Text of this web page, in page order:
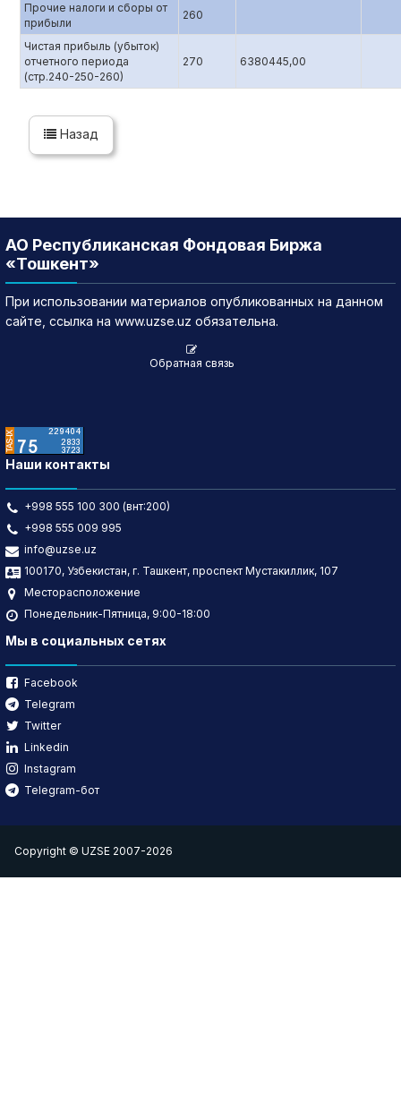
Прочие налоги и сборы от
прибыли
260
Чистая прибыль (убыток)
отчетного периода
(стр.240-250-260)
270 6380445,00
Назад
АО Республиканская Фондовая Биржа
«Тошкент»
При использовании материалов опубликованных на данном
сайте, ссылка на www.uzse.uz обязательна.
Обратная связь
Наши контакты
+998 555 100 300 (внт:200)
+998 555 009 995
info@uzse.uz
100170, Узбекистан, г. Ташкент, проспект Мустакиллик, 107
Месторасположение
Понедельник-Пятница, 9:00-18:00
Мы в социальных сетях
Facebook
Telegram
Twitter
Linkedin
Instagram
Telegram-бот
Copyright © UZSE 2007-2026